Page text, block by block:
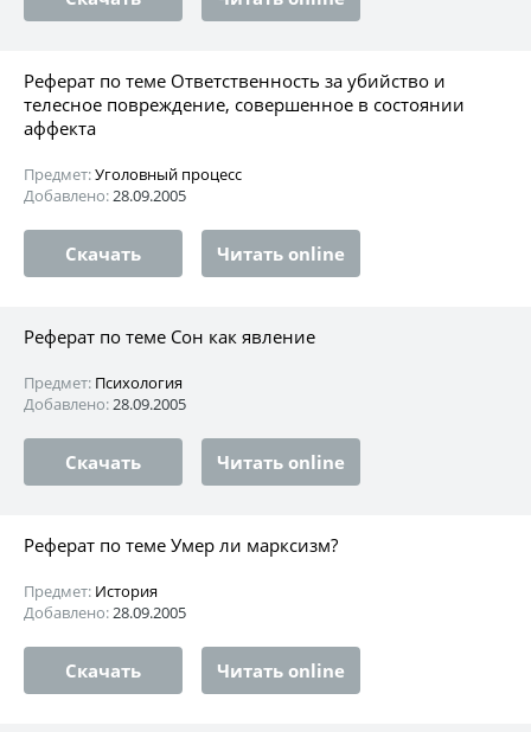
Реферат по теме Ответственность за убийство и
телесное повреждение, совершенное в состоянии
аффекта
Предмет:Уголовный процесс
Добавлено:28.09.2005
Скачать Читать online
Реферат по теме Сон как явление
Предмет: Психология
Добавлено:28.09.2005
Скачать Читать online
Реферат по теме Умер ли марксизм?
Предмет: История
Добавлено:28.09.2005
Скачать Читать online